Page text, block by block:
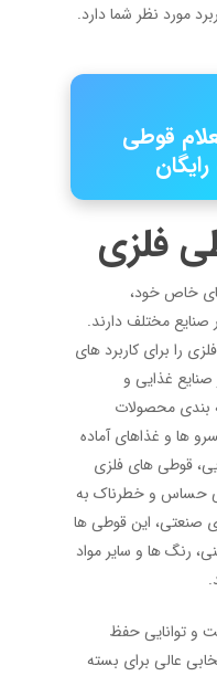
مورد نظر شما دارد.
قوطی
فلزی
خاص خود،
صنایع مختلف دارند.
را برای کاربرد های
غذایی و
‌بندی محصولات
ها و غذاهای آماده
قوطی‌ های فلزی
حساس و خطرناک به
صنعتی، این قوطی‌ ها
رنگ ‌ها و سایر مواد
و توانایی حفظ
عالی برای بسته